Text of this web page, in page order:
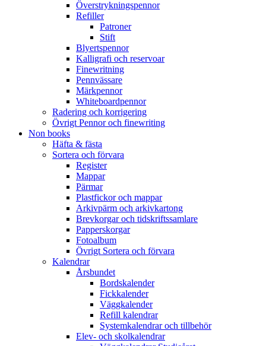
Överstrykningspennor
Refiller
Patroner
Stift
Blyertspennor
Kalligrafi och reservoar
Finewritning
Pennvässare
Märkpennor
Whiteboardpennor
Radering och korrigering
Övrigt Pennor och finewriting
Non books
Häfta & fästa
Sortera och förvara
Register
Mappar
Pärmar
Plastfickor och mappar
Arkivpärm och arkivkartong
Brevkorgar och tidskriftssamlare
Papperskorgar
Fotoalbum
Övrigt Sortera och förvara
Kalendrar
Årsbundet
Bordskalender
Fickkalender
Väggkalender
Refill kalendrar
Systemkalendrar och tillbehör
Elev- och skolkalendrar